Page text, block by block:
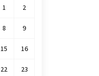
1
2
8 9
15 16
22 23